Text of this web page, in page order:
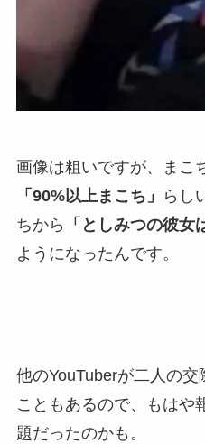
画像は粗いですが、まこ
「90%以上まこち」
らし
ちから
「としみつの彼女
ようになったんです。
他のYouTuberが二人の
こともあるので、もはや
題だったのかも。